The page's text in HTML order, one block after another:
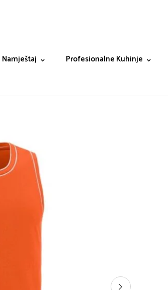
Profesionalne Kuhinje